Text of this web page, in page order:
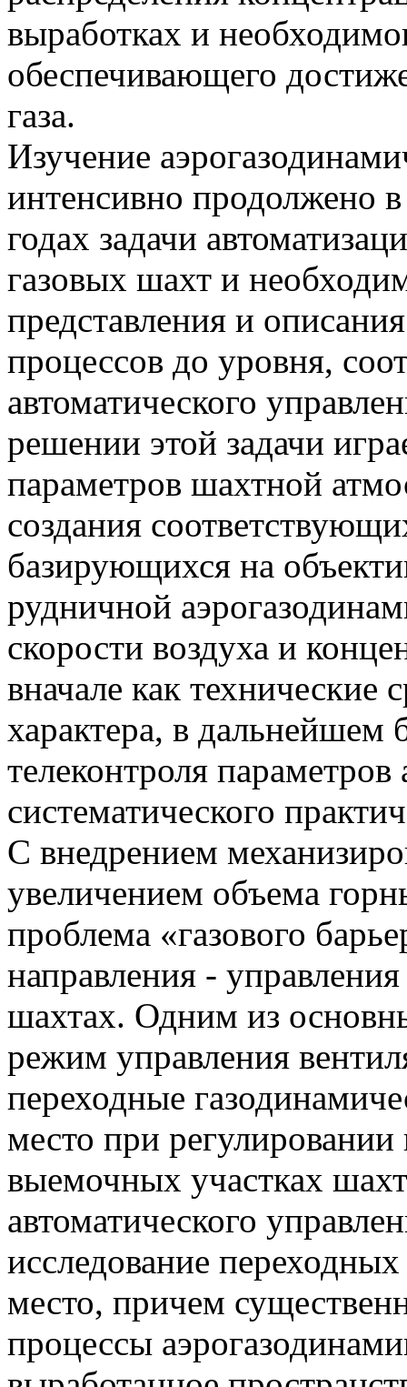
выработках и
обеспечивающего
газа.
Изучение
интенсивно продолжено
годах задачи
газовых шахт и
представления и
процессов до уровня,
автоматического
решении этой задачи
параметров шахтной
создания
базирующихся на
рудничной
скорости воздуха и
вначале как технические
характера, в дальнейшем
телеконтроля
систематического
С внедрением
увеличением объема
проблема «газового
направления -
шахтах. Одним из
режим управления
переходные
место при регулировании
выемочных участках
автоматического
исследование
место, причем
процессы